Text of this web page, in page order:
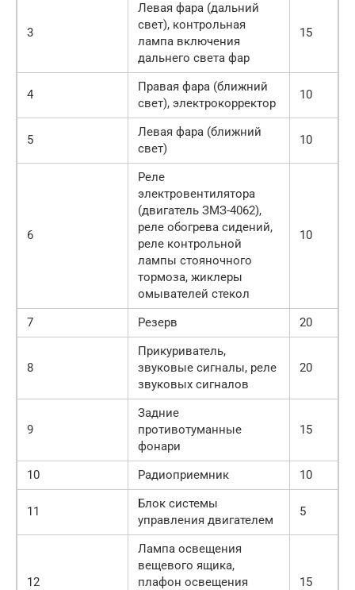
3
Левая фара (дальний
свет), контрольная
лампа включения
дальнего света фар
15
4
Правая фара (ближний
свет), электрокорректор
10
5
Левая фара (ближний
свет)
10
6
Реле
электровентилятора
(двигатель ЗМЗ-4062),
реле обогрева сидений,
реле контрольной
лампы стояночного
тормоза, жиклеры
омывателей стекол
10
7 Резерв 20
8
Прикуриватель,
звуковые сигналы, реле
звуковых сигналов
20
9
Задние
противотуманные
фонари
15
10 Радиоприемник 10
11
Блок системы
управления двигателем
5
12
Лампа освещения
вещевого ящика,
плафон освещения
15